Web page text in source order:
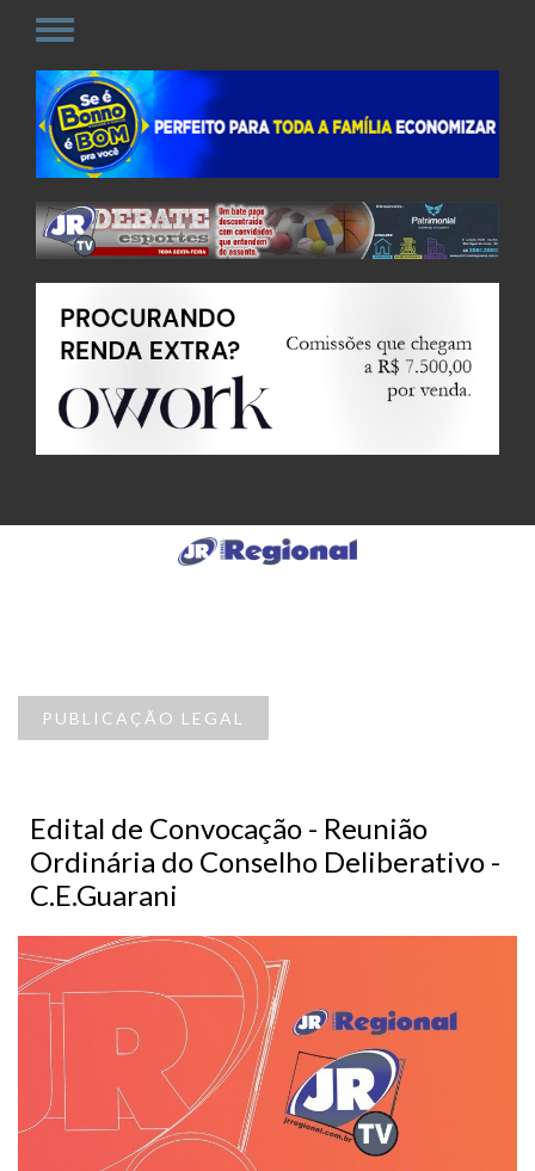
PUBLICAÇÃO LEGAL
Edital de Convocação - Reunião
Ordinária do Conselho Deliberativo -
C.E.Guarani